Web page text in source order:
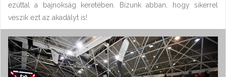
ezúttal a bajnokság keretében. Bízunk abban, hogy sikerrel
veszik ezt az akadályt is!